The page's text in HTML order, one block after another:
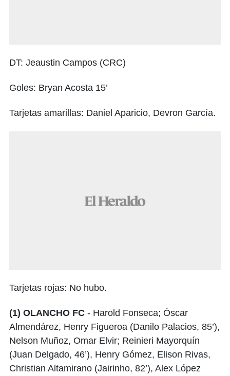
DT: Jeaustin Campos (CRC)
Goles: Bryan Acosta 15’
Tarjetas amarillas: Daniel Aparicio, Devron García.
Tarjetas rojas: No hubo.
(1) OLANCHO FC - Harold Fonseca; Óscar
Almendárez, Henry Figueroa (Danilo Palacios, 85’),
Nelson Muñoz, Omar Elvir; Reinieri Mayorquín
(Juan Delgado, 46’), Henry Gómez, Elison Rivas,
Christian Altamirano (Jairinho, 82’), Alex López